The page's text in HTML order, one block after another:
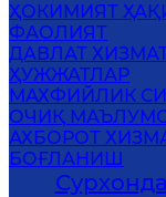
ҲОКИМИЯТ
ФАОЛИЯТ
ДАВЛАТ
ҲУЖЖАТЛАР
MАХФИЙЛИК
ОЧИҚ
АХБОРОТ
БОҒЛАНИШ